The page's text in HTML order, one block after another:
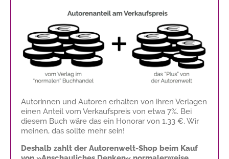
Autorinnen und Autoren erhalten von ihren Verlagen
einen Anteil vom Verkaufspreis von etwa 7%. Bei
diesem Buch wäre das ein Honorar von 1,33 €. Wir
meinen, das sollte mehr sein!
Deshalb zahlt der Autorenwelt-Shop beim Kauf